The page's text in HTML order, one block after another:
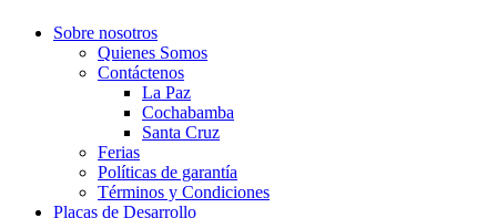
Sobre nosotros
Quienes Somos
Contáctenos
La Paz
Cochabamba
Santa Cruz
Ferias
Políticas de garantía
Términos y Condiciones
Placas de Desarrollo